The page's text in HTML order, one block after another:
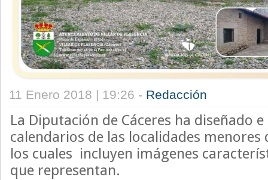
11 Enero 2018 | 19:26 - Redacción
La Diputación de Cáceres ha diseñado
calendarios de las localidades menores
los cuales incluyen imágenes
que representan.